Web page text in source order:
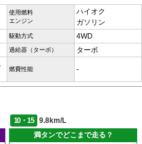
使用燃料
エンジン
ハイオク
ガソリン
駆動方式 4WD
過給器（ターボ） ターボ
燃費性能 -
10・15
9.8km/L
満タンでどこまで走る？